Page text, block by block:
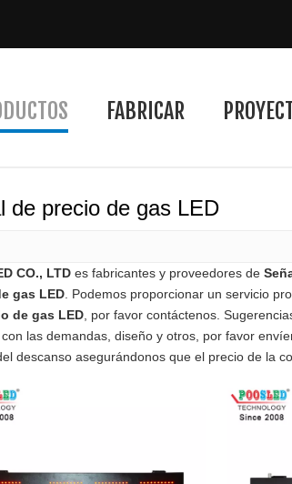
FABRICAR
de precio de gas LED
CO., LTD es fabricantes y proveedores de
gas LED . Podemos proporcionar un servicio
de gas LED , por favor contáctenos.
las demandas, diseño y otros, por favor
descanso asegurándonos que el precio de la